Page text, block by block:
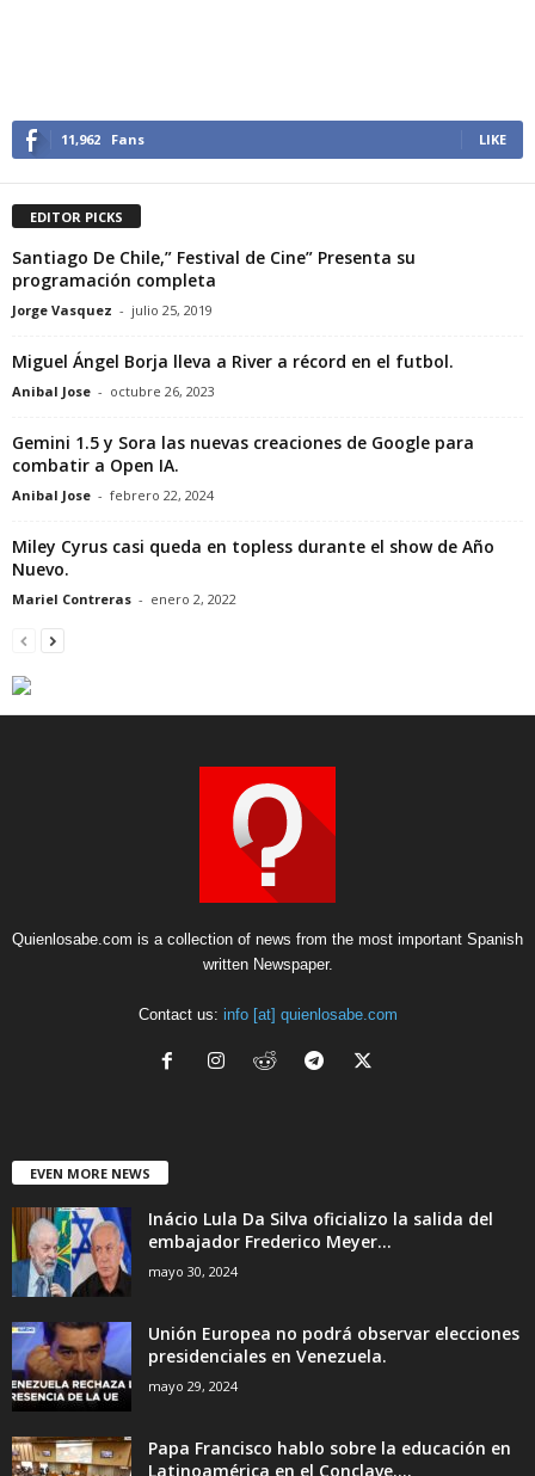
11,962 Fans LIKE
EDITOR PICKS
Santiago De Chile,” Festival de Cine” Presenta su
programación completa
Jorge Vasquez - julio 25, 2019
Miguel Ángel Borja lleva a River a récord en el futbol.
Anibal Jose - octubre 26, 2023
Gemini 1.5 y Sora las nuevas creaciones de Google para
combatir a Open IA.
Anibal Jose - febrero 22, 2024
Miley Cyrus casi queda en topless durante el show de Año
Nuevo.
Mariel Contreras - enero 2, 2022
Quienlosabe.com is a collection of news from the most important Spanish
written Newspaper.
Contact us: info [at] quienlosabe.com
EVEN MORE NEWS
Inácio Lula Da Silva oficializo la salida del
embajador Frederico Meyer...
mayo 30, 2024
Unión Europea no podrá observar elecciones
presidenciales en Venezuela.
mayo 29, 2024
Papa Francisco hablo sobre la educación en
Latinoamérica en el Conclave....